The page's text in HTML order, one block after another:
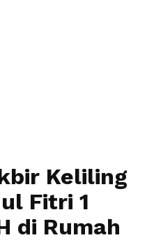
Keliling
Fitri 1
di Rumah